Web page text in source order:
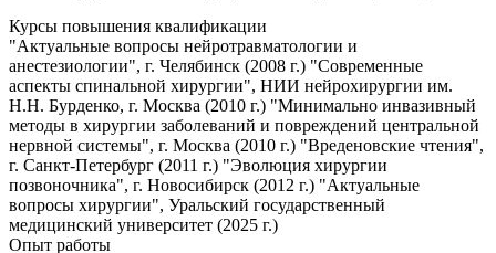
Курсы повышения квалификации
"Актуальные вопросы нейротравматологии и
анестезиологии", г. Челябинск (2008 г.) "Современные
аспекты спинальной хирургии", НИИ нейрохирургии им.
Н.Н. Бурденко, г. Москва (2010 г.) "Минимально инвазивный
методы в хирургии заболеваний и повреждений центральной
нервной системы", г. Москва (2010 г.) "Вреденовские чтения",
г. Санкт-Петербург (2011 г.) "Эволюция хирургии
позвоночника", г. Новосибирск (2012 г.) "Актуальные
вопросы хирургии", Уральский государственный
медицинский университет (2025 г.)
Опыт работы